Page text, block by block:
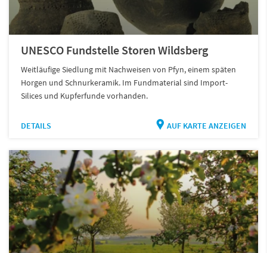
UNESCO Fundstelle Storen Wildsberg
Weitläufige Siedlung mit Nachweisen von Pfyn, einem späten
Horgen und Schnurkeramik. Im Fundmaterial sind Import-
Silices und Kupferfunde vorhanden.
DETAILS AUF KARTE ANZEIGEN